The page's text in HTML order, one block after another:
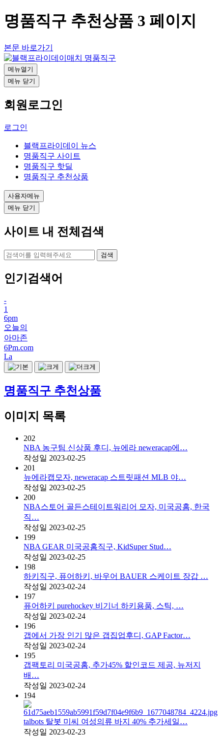
명품직구 추천상품 3 페이지
본문 바로가기
메뉴열기
메뉴 닫기
회원로그인
로그인
블랙프라이데이 뉴스
명품직구 사이트
명품직구 핫딜
명품직구 추천상품
사용자메뉴
메뉴 닫기
사이트 내 전체검색
검색
인기검색어
-
1
6pm
오늘의
아마존
6Pm.com
La
명품직구 추천상품
이미지 목록
202
NBA 농구팀 신상품 후디, 뉴에라 neweracap에…
작성일 2023-02-25
201
뉴에라캡모자, neweracap 스트릿패션 MLB 야…
작성일 2023-02-25
200
NBA스토어 골든스테이트워리어 모자, 미국공홈, 한국
직…
작성일 2023-02-25
199
NBA GEAR 미국공홈직구, KidSuper Stud…
작성일 2023-02-25
198
하키직구, 퓨어하키, 바우어 BAUER 스케이트 장갑 …
작성일 2023-02-24
197
퓨어하키 purehockey 비기너 하키용품, 스틱, …
작성일 2023-02-24
196
갭에서 가장 인기 많은 갭집업후디, GAP Factor…
작성일 2023-02-24
195
갭팩토리 미국공홈, 추가45% 할인코드 제공, 뉴저지
배…
작성일 2023-02-24
194
talbots 탈봇 미씨 여성의류 바지 40% 추가세일…
작성일 2023-02-23